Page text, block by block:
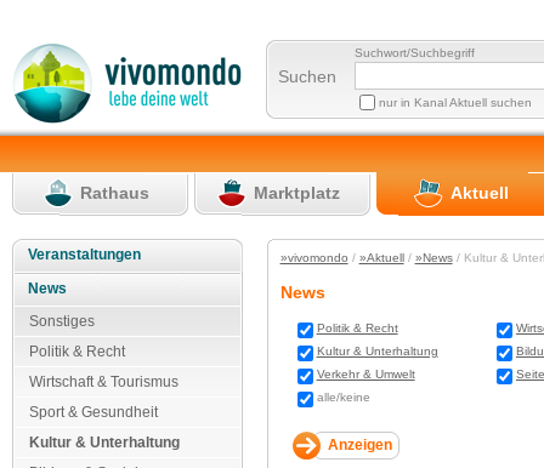
Suchen
Suchwort/Suchbegriff
nur in Kanal Aktuell suchen
Rathaus Marktplatz Aktuell
Veranstaltungen
News
Sonstiges
Politik & Recht
Wirtschaft & Tourismus
Sport & Gesundheit
Kultur & Unterhaltung
»vivomondo / »Aktuell/ »News/ Kultur &
News
Politik & Recht
Kultur & Unterhaltung
Verkehr & Umwelt
alle/keine